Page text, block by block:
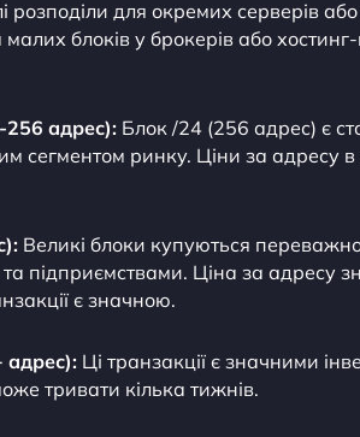
розподіли для окремих серверів
блоків у брокерів або
256 адрес): Блок /24 (256 адрес) є
сегментом ринку. Ціни за адресу в
Великі блоки купуються
підприємствами. Ціна за адресу
є значною.
адрес): Ці транзакції є значними
тривати кілька тижнів.